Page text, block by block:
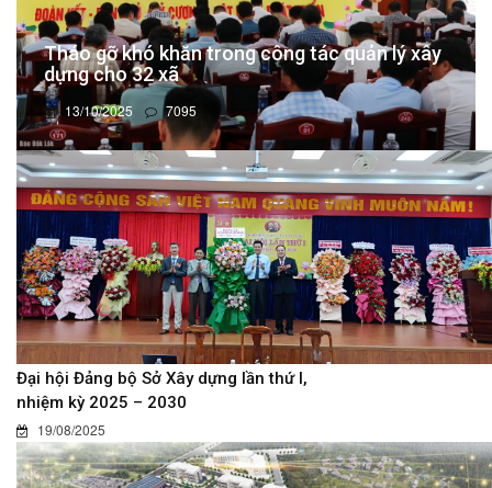
Tháo gỡ khó khăn trong công tác quản lý xây
dựng cho 32 xã
13/10/2025 7095
Đại hội Đảng bộ Sở Xây dựng lần thứ I,
nhiệm kỳ 2025 – 2030
19/08/2025